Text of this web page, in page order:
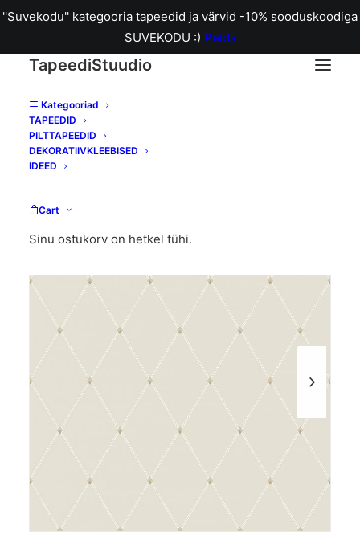
''Suvekodu'' kategooria tapeedid ja värvid -10% sooduskoodiga
SUVEKODU :) Peida
TapeediStuudio
Kategooriad
TAPEEDID
PILTTAPEEDID
DEKORATIIVKLEEBISED
IDEED
Cart
Sinu ostukorv on hetkel tühi.
Home B3281 Fredrik tapeet